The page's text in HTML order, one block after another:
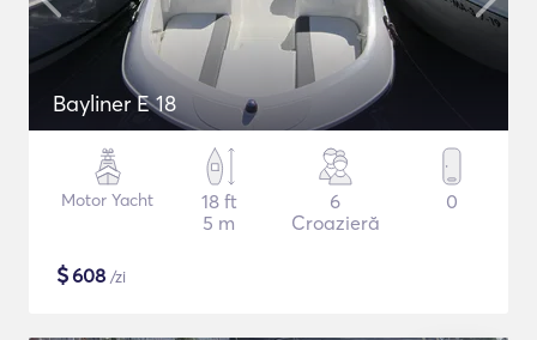
Bayliner E 18
Motor Yacht
18 ft
5 m
6
Croazieră
0
$608 /zi